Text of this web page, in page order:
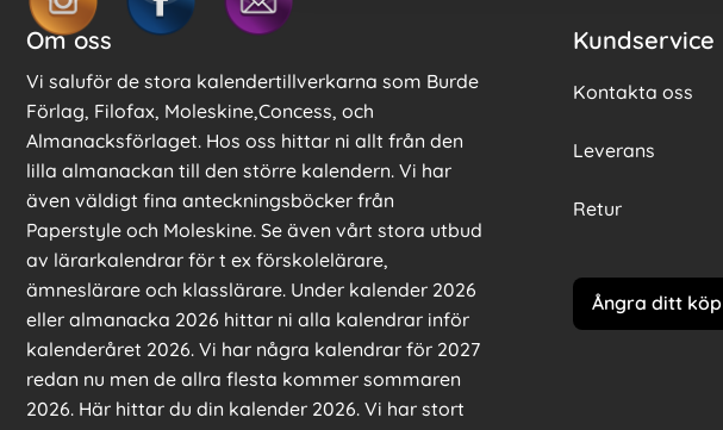
Om oss
Vi saluför de stora kalendertillverkarna som Burde
Förlag, Filofax, Moleskine,Concess, och
Almanacksförlaget. Hos oss hittar ni allt från den
lilla almanackan till den större kalendern. Vi har
även väldigt fina anteckningsböcker från
Paperstyle och Moleskine. Se även vårt stora utbud
av lärarkalendrar för t ex förskolelärare,
ämneslärare och klasslärare. Under kalender 2026
eller almanacka 2026 hittar ni alla kalendrar inför
kalenderåret 2026. Vi har några kalendrar för 2027
redan nu men de allra flesta kommer sommaren
2026. Här hittar du din kalender 2026. Vi har stort
Kundservice
Kontakta oss
Leverans
Retur
Ångra ditt köp